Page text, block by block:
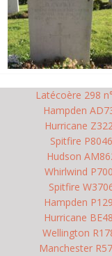
Latécoère 298
Hampden
Hurricane
Spitfire P8046
Hudson
Whirlwind
Spitfire
Hampden
Hurricane
Wellington
Manchester